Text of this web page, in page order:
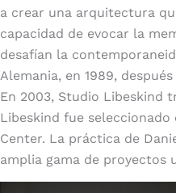
a crear una arquitectura
capacidad de evocar la
desafían la
Alemania, en 1989,
En 2003, Studio Libeskind
Libeskind fue seleccionado
Center. La práctica de
amplia gama de proyectos